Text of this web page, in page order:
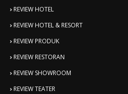
REVIEW HOTEL
REVIEW HOTEL & RESORT
REVIEW PRODUK
REVIEW RESTORAN
REVIEW SHOWROOM
REVIEW TEATER